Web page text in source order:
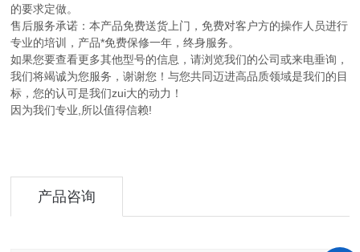
的要求定做。
售后服务承诺：本产品免费送货上门，免费对客户方的操作人员进行
专业的培训，产品*免费保修一年，终身服务。
如果您要查看更多其他型号的信息，请浏览我们的公司或来电垂询，
我们将竭诚为您服务，谢谢您！与您共同迈进高品质领域是我们的目
标，您的认可是我们zui大的动力！
因为我们专业,所以值得信赖!
产品咨询